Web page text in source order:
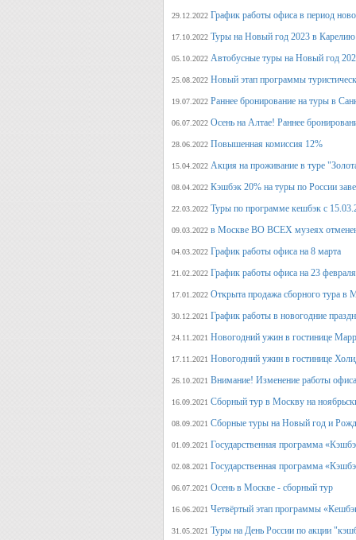
29.12.2022 График работы офиса в период
17.10.2022 Туры на Новый год 2023 в Карелию
05.10.2022 Автобусные туры на Новый год
25.08.2022 Новый этап программы
19.07.2022 Раннее бронирование на туры в
06.07.2022 Осень на Алтае! Раннее
28.06.2022 Повышенная комиссия 12%
15.04.2022 Акция на проживание в туре
08.04.2022 Кэшбэк 20% на туры по России
22.03.2022 Туры по программе кешбэк с
09.03.2022 в Москве ВО ВСЕХ музеях
04.03.2022 График работы офиса на 8 марта
21.02.2022 График работы офиса на 23 февраля
17.01.2022 Открыта продажа сборного тура в
30.12.2021 График работы в новогодние
24.11.2021 Новогодний ужин в гостинице
17.11.2021 Новогодний ужин в гостинице
26.10.2021 Внимание! Изменение работы
16.09.2021 Сборный тур в Москву на
08.09.2021 Сборные туры на Новый год и
01.09.2021 Государственная программа
02.08.2021 Государственная программа
06.07.2021 Осень в Москве - сборный тур
16.06.2021 Четвёртый этап программы
31.05.2021 Туры на День России по акции